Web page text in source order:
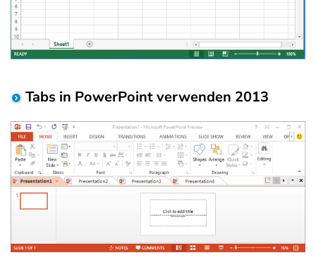
Tabs in PowerPoint verwenden 2013